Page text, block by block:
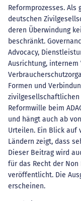
Reformprozesses.
deutschen
deren Überwindung
beschränkt.
Advocacy,
Ausrichtung,
Formen und
zivilgesellschaftlichen
Reformwille beim
und hängt auch ab
Urteilen. Ein Blick auf
Ländern zeigt, dass
Dieser Beitrag wird
für das Recht der
veröffentlicht. Die
erscheinen.